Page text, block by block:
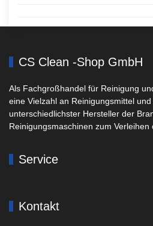
CS Clean -Shop GmbH
Als Fachgroßhandel für Reinigung
eine Vielzahl an Reinigungsmittel
unterschiedlichster Hersteller der
Reinigungsmaschinen zum Verleihen
Service
Kontakt